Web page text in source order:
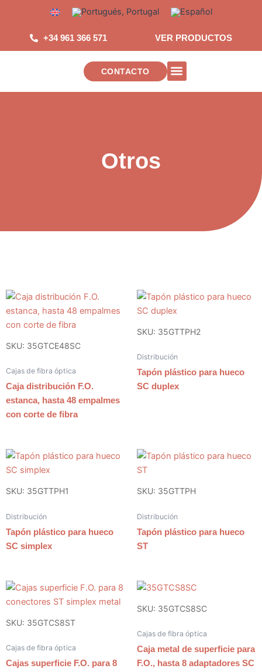
contenido
+34 961 366 571 VER PRODUCTOS
CONTACTO
Otros
SKU: 35GTCE48SC
Cajas de fibra óptica
Caja distribución F.O.
estanca, hasta 48 empalmes
con corte de fibra
SKU: 35GTTPH2
Distribución
Tapón plástico para hueco
SC duplex
SKU: 35GTTPH1
Distribución
Tapón plástico para hueco
SC simplex
SKU: 35GTTPH
Distribución
Tapón plástico para hueco
ST
SKU: 35GTCS8ST
Cajas de fibra óptica
Cajas superficie F.O. para 8
SKU: 35GTCS8SC
Cajas de fibra óptica
Caja metal de superficie para
F.O., hasta 8 adaptadores SC